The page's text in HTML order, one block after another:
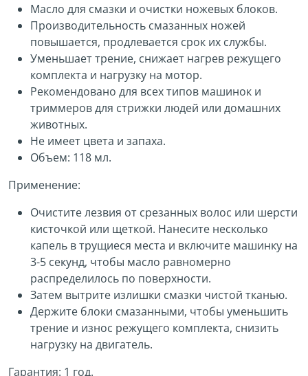
Масло для смазки и очистки ножевых блоков.
Производительность смазанных ножей
повышается, продлевается срок их службы.
Уменьшает трение, снижает нагрев режущего
комплекта и нагрузку на мотор.
Рекомендовано для всех типов машинок и
триммеров для стрижки людей или домашних
животных.
Не имеет цвета и запаха.
Объем: 118 мл.
Применение:
Очистите лезвия от срезанных волос или шерсти
кисточкой или щеткой. Нанесите несколько
капель в трущиеся места и включите машинку на
3-5 секунд, чтобы масло равномерно
распределилось по поверхности.
Затем вытрите излишки смазки чистой тканью.
Держите блоки смазанными, чтобы уменьшить
трение и износ режущего комплекта, снизить
нагрузку на двигатель.
Гарантия: 1 год.